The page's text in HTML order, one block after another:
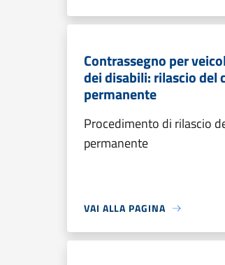
Contrassegno per
dei disabili: rilascio del
permanente
Procedimento di rilascio
permanente
VAI ALLA PAGINA